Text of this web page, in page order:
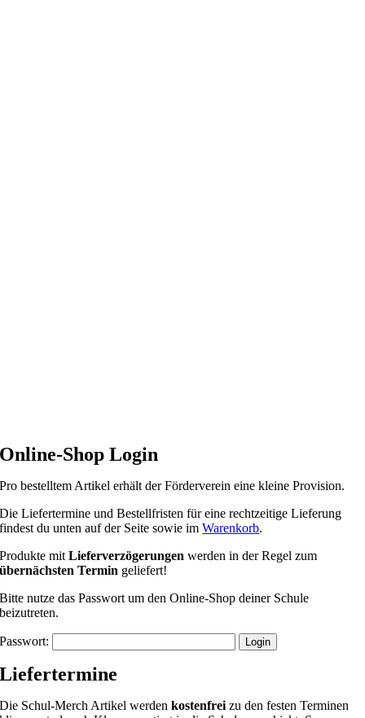
Online-Shop Login
Pro bestelltem Artikel erhält der Förderverein eine kleine Provision.
Die Liefertermine und Bestellfristen für eine rechtzeitige Lieferung
findest du unten auf der Seite sowie imWarenkorb.
Produkte mitLieferverzögerungen werden in der Regel zum
übernächsten Termin geliefert!
Bitte nutze das Passwort um den Online-Shop deiner Schule
beizutreten.
Passwort:
Liefertermine
Die Schul-Merch Artikel werdenkostenfrei zu den festen Terminen